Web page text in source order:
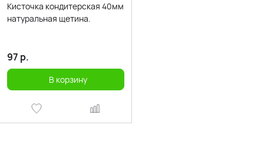
Кисточка кондитерская 40мм
натуральная щетина.
97 р.
В корзину